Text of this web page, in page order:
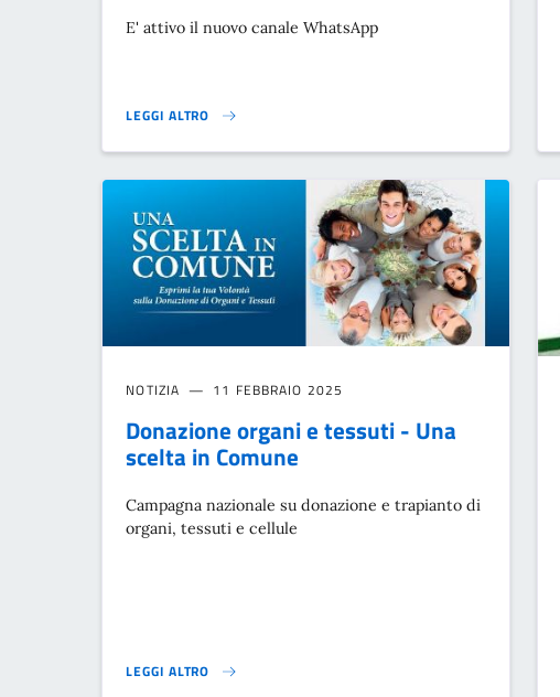
E' attivo il nuovo canale WhatsApp
LEGGI ALTRO
CANALE WHATSAPP}
NOTIZIA 11 FEBBRAIO 2025
Donazione organi e tessuti - Una
scelta in Comune
Campagna nazionale su donazione e trapianto di
organi, tessuti e cellule
LEGGI ALTRO
DONAZIONE ORGANI E TESSUTI - UNA SCELTA IN COMUNE}